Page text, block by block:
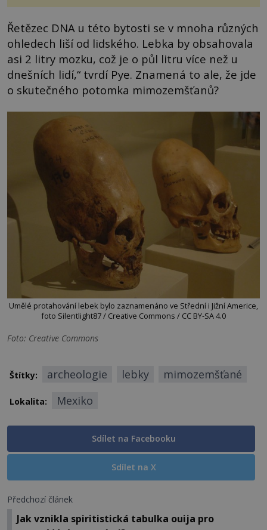
Řetězec DNA u této bytosti se v mnoha různých
ohledech liší od lidského. Lebka by obsahovala
asi 2 litry mozku, což je o půl litru více než u
dnešních lidí,“ tvrdí Pye. Znamená to ale, že jde
o skutečného potomka mimozemšťanů?
Umělé protahování lebek bylo zaznamenáno ve Střední i Jižní Americe,
foto Silentlight87 / Creative Commons / CC BY-SA 4.0
Foto: Creative Commons
Štítky: archeologie lebky mimozemšťané
Lokalita: Mexiko
Sdílet na Facebooku
Sdílet na X
Předchozí článek
Jak vznikla spiritistická tabulka ouija pro